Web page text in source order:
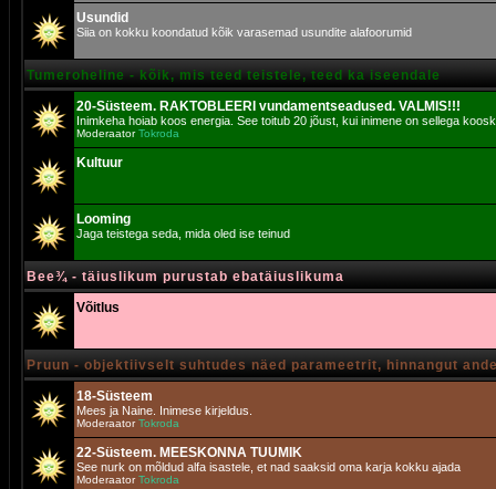
Usundid
Siia on kokku koondatud kõik varasemad usundite alafoorumid
Tumeroheline - kõik, mis teed teistele, teed ka iseendale
20-Süsteem. RAKTOBLEERI vundamentseadused. VALMIS!!!
Inimkeha hoiab koos energia. See toitub 20 jõust, kui inimene on sellega
ModeraatorTokroda
Kultuur
Looming
Jaga teistega seda, mida oled ise teinud
Bee¾ - täiuslikum purustab ebatäiuslikuma
Võitlus
Pruun - objektiivselt suhtudes näed parameetrit, hinnangut
18-Süsteem
Mees ja Naine. Inimese kirjeldus.
ModeraatorTokroda
22-Süsteem. MEESKONNA TUUMIK
See nurk on mõldud alfa isastele, et nad saaksid oma karja kokku ajada
ModeraatorTokroda